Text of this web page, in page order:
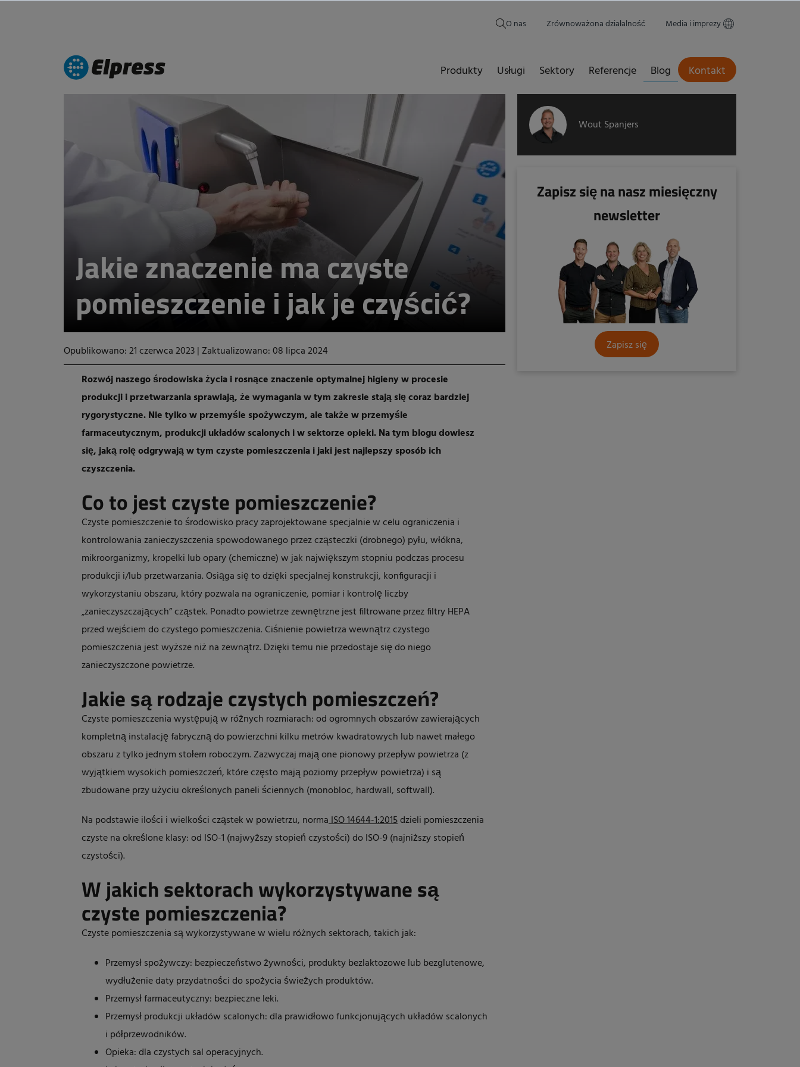
O nas Zrównoważona działalność Media i imprezy
Produkty Usługi Sektory Referencje Blog Kontakt
Jakie znaczenie ma czyste
pomieszczenie i jak je czyścić?
Opublikowano: 21 czerwca 2023| Zaktualizowano: 08 lipca 2024
Rozwój naszego środowiska życia i rosnące znaczenie optymalnej higieny w procesie
produkcji i przetwarzania sprawiają, że wymagania w tym zakresie stają się coraz bardziej
rygorystyczne. Nie tylko w przemyśle spożywczym, ale także w przemyśle
farmaceutycznym, produkcji układów scalonych i w sektorze opieki. Na tym blogu dowiesz
się, jaką rolę odgrywają w tym czyste pomieszczenia i jaki jest najlepszy sposób ich
czyszczenia.
Co to jest czyste pomieszczenie?
Czyste pomieszczenie to środowisko pracy zaprojektowane specjalnie w celu ograniczenia i
kontrolowania zanieczyszczenia spowodowanego przez cząsteczki (drobnego) pyłu, włókna,
mikroorganizmy, kropelki lub opary (chemiczne) w jak największym stopniu podczas procesu
produkcji i/lub przetwarzania. Osiąga się to dzięki specjalnej konstrukcji, konfiguracji i
wykorzystaniu obszaru, który pozwala na ograniczenie, pomiar i kontrolę liczby
„zanieczyszczających” cząstek. Ponadto powietrze zewnętrzne jest filtrowane przez filtry HEPA
przed wejściem do czystego pomieszczenia. Ciśnienie powietrza wewnątrz czystego
pomieszczenia jest wyższe niż na zewnątrz. Dzięki temu nie przedostaje się do niego
zanieczyszczone powietrze.
Jakie są rodzaje czystych pomieszczeń?
Czyste pomieszczenia występują w różnych rozmiarach: od ogromnych obszarów zawierających
kompletną instalację fabryczną do powierzchni kilku metrów kwadratowych lub nawet małego
obszaru z tylko jednym stołem roboczym. Zazwyczaj mają one pionowy przepływ powietrza (z
wyjątkiem wysokich pomieszczeń, które często mają poziomy przepływ powietrza) i są
zbudowane przy użyciu określonych paneli ściennych (monobloc, hardwall, softwall).
Na podstawie ilości i wielkości cząstek w powietrzu, normaISO 14644-1:2015dzieli pomieszczenia
czyste na określone klasy: od ISO-1 (najwyższy stopień czystości) do ISO-9 (najniższy stopień
czystości).
W jakich sektorach wykorzystywane są
czyste pomieszczenia?
Czyste pomieszczenia są wykorzystywane w wielu różnych sektorach, takich jak:
Przemysł spożywczy: bezpieczeństwo żywności, produkty bezlaktozowe lub bezglutenowe,
wydłużenie daty przydatności do spożycia świeżych produktów.
Przemysł farmaceutyczny: bezpieczne leki.
Przemysł produkcji układów scalonych: dla prawidłowo funkcjonujących układów scalonych
i półprzewodników.
Opieka: dla czystych sal operacyjnych.
Wout Spanjers
Zapisz się na nasz miesięczny
newsletter
Zapisz się